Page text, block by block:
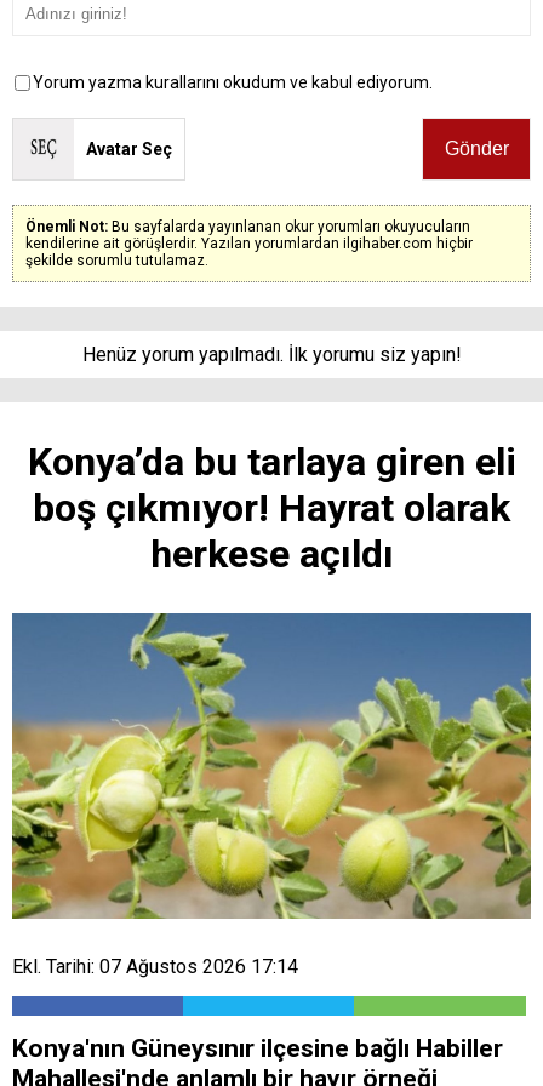
Yorum yazma kurallarını okudum ve kabul ediyorum.
Avatar Seç
Önemli Not: Bu sayfalarda yayınlanan okur yorumları okuyucuların
kendilerine ait görüşlerdir. Yazılan yorumlardan ilgihaber.com hiçbir
şekilde sorumlu tutulamaz.
Henüz yorum yapılmadı. İlk yorumu siz yapın!
Konya’da bu tarlaya giren eli
boş çıkmıyor! Hayrat olarak
herkese açıldı
Ekl. Tarihi: 07 Ağustos 2026 17:14
Konya'nın Güneysınır ilçesine bağlı Habiller
Mahallesi'nde anlamlı bir hayır örneği